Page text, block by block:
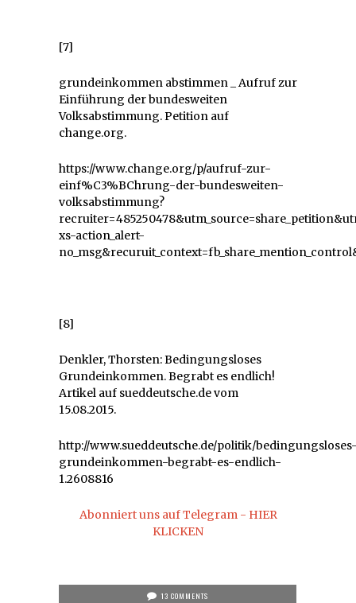
[7]
grundeinkommen abstimmen _ Aufruf zur
Einführung der bundesweiten
Volksabstimmung. Petition auf
change.org.
https://www.change.org/p/aufruf-zur-
einf%C3%BChrung-der-bundesweiten-
volksabstimmung?
xs-action_alert-
[8]
Denkler, Thorsten: Bedingungsloses
Grundeinkommen. Begrabt es endlich!
Artikel auf sueddeutsche.de vom
15.08.2015.
http://www.sueddeutsche.de/politik/
grundeinkommen-begrabt-es-endlich-
1.2608816
Abonniert uns auf Telegram - HIER
KLICKEN
13 COMMENTS